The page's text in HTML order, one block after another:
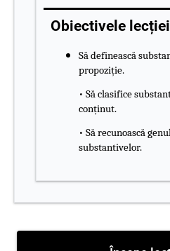
Obiectivele
Să definească
propoziție.
• Să clasifice
conținut.
• Să recunoască
substantivelor.